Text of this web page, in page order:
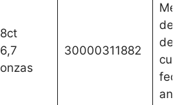
8ct
6,7
onzas
30000311882
del 2
de
fecha